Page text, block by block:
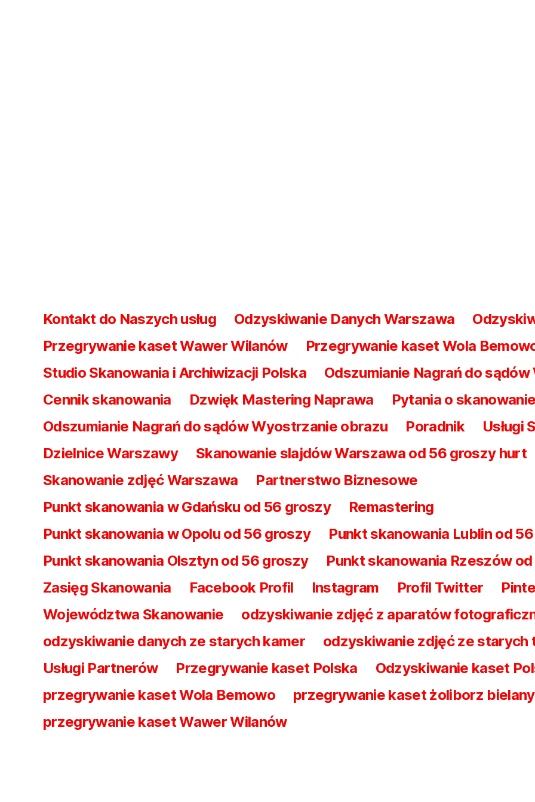
Kontakt do Naszych usług Odzyskiwanie Danych Warszawa
Przegrywanie kaset Wawer Wilanów
Przegrywanie kaset Wola
Studio Skanowania i Archiwizacji Polska
Odszumianie Nagrań do
Cennik skanowania
Dzwięk Mastering Naprawa
Pytania o
Odszumianie Nagrań do sądów Wyostrzanie obrazu
Poradnik
Usługi
Dzielnice Warszawy
Skanowanie slajdów Warszawa od 56 groszy hurt
Skanowanie zdjęć Warszawa
Partnerstwo Biznesowe
Punkt skanowania w Gdańsku od 56 groszy
Remastering
Punkt skanowania w Opolu od 56 groszy
Punkt skanowania Lublin od
Punkt skanowania Olsztyn od 56 groszy
Punkt skanowania Rzeszów
Zasięg Skanowania
Facebook Profil Instagram Profil Twitter
Województwa Skanowanie
odzyskiwanie zdjęć z aparatów
odzyskiwanie danych ze starych kamer
odzyskiwanie zdjęć ze starych
Usługi Partnerów
Przegrywanie kaset Polska
Odzyskiwanie kaset
przegrywanie kaset Wola Bemowo
przegrywanie kaset żoliborz bielany
przegrywanie kaset Wawer Wilanów